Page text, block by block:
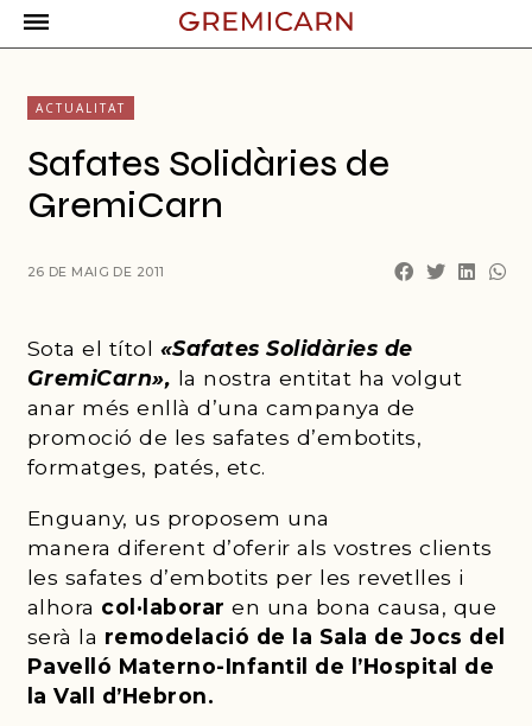
ACTUALITAT
Safates Solidàries de
GremiCarn
Sota el títol «Safates Solidàries de
GremiCarn», la nostra entitat ha volgut
anar més enllà d’una campanya de
promoció de les safates d’embotits,
formatges, patés, etc.
Enguany, us proposem una
manera diferent d’oferir als vostres clients
les safates d’embotits per les revetlles i
alhora col·laborar en una bona causa, que
serà la remodelació de la Sala de Jocs del
Pavelló Materno-Infantil de l’Hospital de
la Vall d’Hebron.